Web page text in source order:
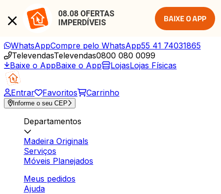
08.08 OFERTAS
IMPERDÍVEIS
BAIXE O APP
WhatsAppCompre pelo WhatsApp55 41 74031865
TelevendasTelevendas0800 080 0099
Baixe o AppBaixe o App LojasLojas Físicas
Entrar Favoritos Carrinho
Informe o seu CEP
Departamentos
Madeira Originals
Serviços
Móveis Planejados
Meus pedidos
Ajuda